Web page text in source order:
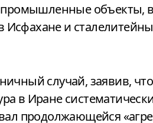
объекты,
Исфахане и
случай, заявив,
в Иране
продолжающейся